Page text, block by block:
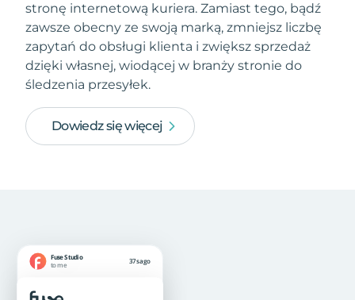
stronę internetową kuriera. Zamiast tego, bądź
zawsze obecny ze swoją marką, zmniejsz liczbę
zapytań do obsługi klienta i zwiększ sprzedaż
dzięki własnej, wiodącej w branży stronie do
śledzenia przesyłek.
Dowiedz się więcej